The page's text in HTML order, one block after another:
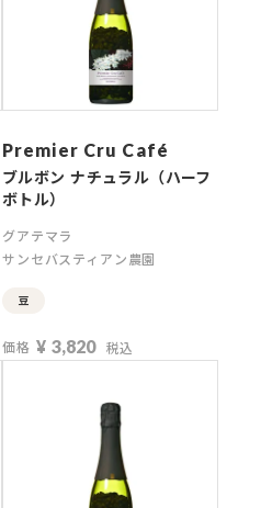
Premier Cru Café
ブルボン ナチュラル（ハーフ
ボトル）
グアテマラ
サンセバスティアン農園
豆
価格 ¥ 3,820 税込